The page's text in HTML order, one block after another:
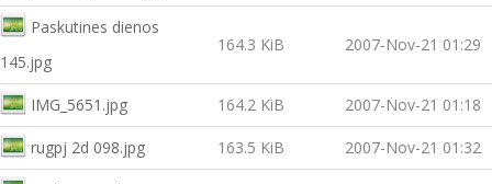
Paskutines dienos
145.jpg
164.3 KiB 2007-Nov-21 01:29
IMG_5651.jpg 164.2 KiB 2007-Nov-21 01:18
rugpj 2d 098.jpg 163.5 KiB 2007-Nov-21 01:32